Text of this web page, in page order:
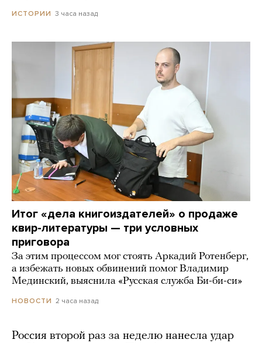
ИСТОРИИ 3 часа назад
Итог «дела книгоиздателей» о продаже
квир-литературы — три условных
приговора
За этим процессом мог стоять Аркадий Ротенберг,
а избежать новых обвинений помог Владимир
Мединский, выяснила «Русская служба Би-би-си»
НОВОСТИ 2 часа назад
Россия второй раз за неделю нанесла удар